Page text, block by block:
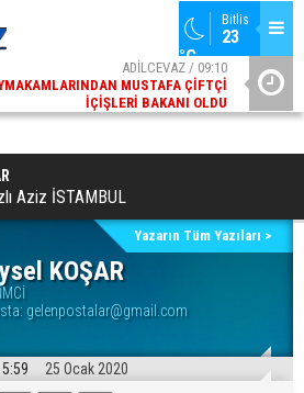
Bitlis
23
°C
ADİLCEVAZ / 09:10
MUSTAFA ÇIFTÇI
İÇIŞLERI BAKANI OLDU
Aziz İSTAMBUL
KOŞAR
gelenpostalar@gmail.com
Yazarın Tüm Yazıları >
25 Ocak 2020